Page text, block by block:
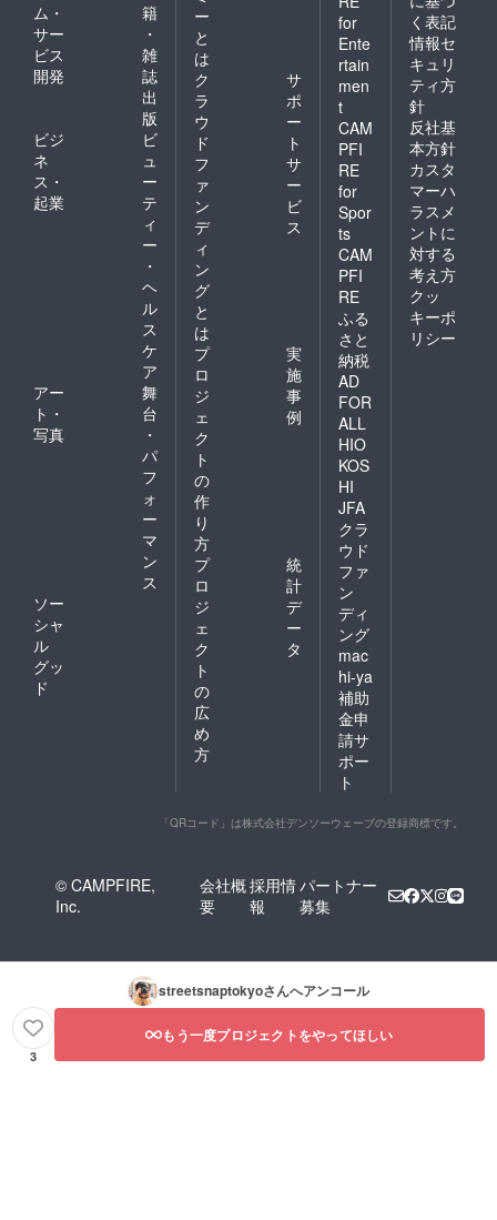
ム・
サー
ビス
開発
籍
・
雑
誌
出
版
ビジ
ネ
ス・
起業
ビ
ュ
ー
テ
ィ
ー
・
ヘ
ル
ス
ケ
ア
アー
ト・
写真
舞
台
・
パ
フ
ォ
ー
マ
ン
ス
ソー
シャ
ル
グッ
ド
ー
と
は
ク
ラ
ウ
ド
フ
ァ
ン
デ
ィ
ン
グ
と
は
サ
ポ
ー
ト
サ
ー
ビ
ス
プ
ロ
ジ
ェ
ク
ト
の
作
り
方
実
施
事
例
プ
ロ
ジ
ェ
ク
ト
の
広
め
方
統
計
デ
ー
タ
for
Ente
rtain
men
t
CAM
PFI
RE
for
Spor
ts
CAM
PFI
RE
ふる
さと
納税
AD
FOR
ALL
HIO
KOS
HI
JFA
クラ
ウド
ファ
ン
ディ
ング
mac
hi-ya
補助
金申
請サ
ポー
ト
く表記
情報セ
キュリ
ティ方
針
反社基
本方針
カスタ
マーハ
ラスメ
ントに
対する
考え方
クッ
キーポ
リシー
「QRコード」は株式会社デンソーウェーブの登録商標です。
© CAMPFIRE,
Inc.
会社概
要
採用情
報
パートナー
募集
streetsnaptokyoさんへアンコール
3
もう一度プロジェクトをやってほしい